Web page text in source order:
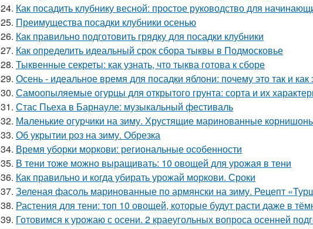
24. Как посадить клубнику весной: простое руководство для
25. Преимущества посадки клубники осенью
26. Как правильно подготовить грядку для посадки клубники
27. Как определить идеальный срок сбора тыквы в Подмосковье
28. Тыквенные секреты: как узнать, что тыква готова к сборе
29. Осень - идеальное время для посадки яблони: почему это так и как
30. Самоопыляемые огурцы для открытого грунта: сорта и их
31. Стас Пьеха в Барнауле: музыкальный фестиваль
32. Маленькие огурчики на зиму. Хрустящие маринованные
33. Об укрытии роз на зиму. Обрезка
34. Время уборки моркови: региональные особенности
35. В тени тоже можно выращивать: 10 овощей для урожая в тени
36. Как правильно и когда убирать урожай моркови. Сроки
37. Зеленая фасоль маринованные по армянски на зиму. Рецепт
38. Растения для тени: топ 10 овощей, которые будут расти даже в
39. Готовимся к урожаю с осени. 2 краеугольных вопроса осенней